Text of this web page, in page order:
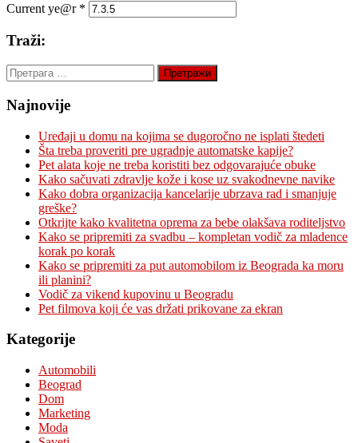
Current ye@r *
Traži:
Претрага
за:
Najnovije
Uređaji u domu na kojima se dugoročno ne isplati štedeti
Šta treba proveriti pre ugradnje automatske kapije?
Pet alata koje ne treba koristiti bez odgovarajuće obuke
Kako sačuvati zdravlje kože i kose uz svakodnevne navike
Kako dobra organizacija kancelarije ubrzava rad i smanjuje
greške?
Otkrijte kako kvalitetna oprema za bebe olakšava roditeljstvo
Kako se pripremiti za svadbu – kompletan vodič za mladence
korak po korak
Kako se pripremiti za put automobilom iz Beograda ka moru
ili planini?
Vodič za vikend kupovinu u Beogradu
Pet filmova koji će vas držati prikovane za ekran
Kategorije
Automobili
Beograd
Dom
Marketing
Moda